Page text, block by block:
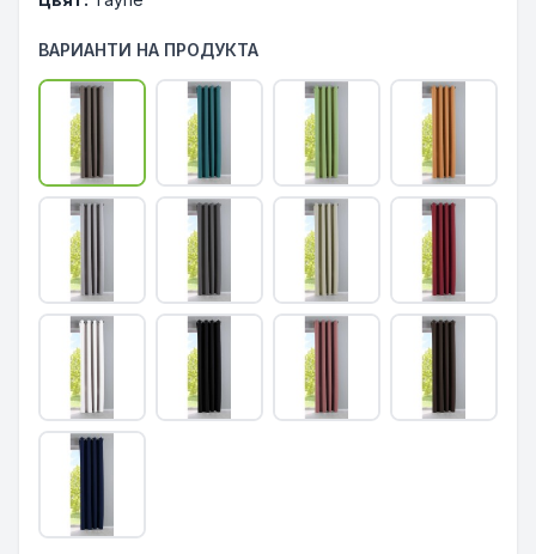
ВАРИАНТИ НА ПРОДУКТА